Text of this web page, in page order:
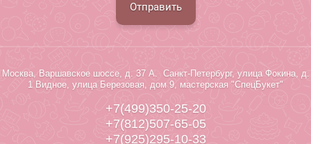
Отправить
Москва, Варшавское шоссе, д. 37 А. Санкт-Петербург, улица Фокина, д.
1 Видное, улица Березовая, дом 9, мастерская "СпецБукет"
+7(499)350-25-20
+7(812)507-65-05
+7(925)295-10-33